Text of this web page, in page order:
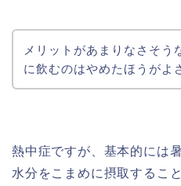
メリットがあまりなさそう
に飲むのはやめたほうがよ
熱中症ですが、基本的には
水分をこまめに摂取するこ